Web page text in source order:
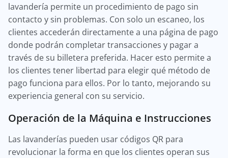
lavandería permite un procedimiento de pago sin
contacto y sin problemas. Con solo un escaneo, los
clientes accederán directamente a una página de pago
donde podrán completar transacciones y pagar a
través de su billetera preferida. Hacer esto permite a
los clientes tener libertad para elegir qué método de
pago funciona para ellos. Por lo tanto, mejorando su
experiencia general con su servicio.
Operación de la Máquina e Instrucciones
Las lavanderías pueden usar códigos QR para
revolucionar la forma en que los clientes operan sus